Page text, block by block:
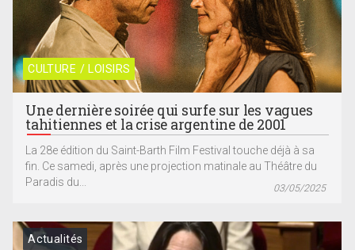
CULTURE / LOISIRS
Une dernière soirée qui surfe sur les vagues
tahitiennes et la crise argentine de 2001
La 28e édition du Saint-Barth Film Festival touche déjà à sa
fin. Ce samedi, après une projection matinale au Théâtre du
Paradis du...
03/05/2025
Actualités